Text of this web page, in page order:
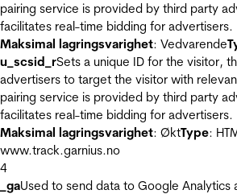
pairing service is provided by third party
facilitates real-time bidding for advertisers.
Maksimal lagringsvarighet: Vedvarende
u_scsid_rSets a unique ID for the visitor,
advertisers to target the visitor with
pairing service is provided by third party
facilitates real-time bidding for advertisers.
Maksimal lagringsvarighet: ØktType:
www.track.garnius.no
4
_gaUsed to send data to Google